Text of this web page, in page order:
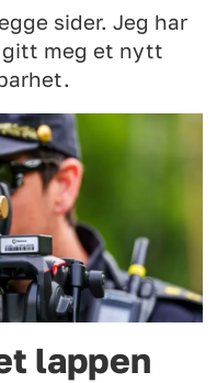
sider. Jeg har
gitt meg et nytt
lappen